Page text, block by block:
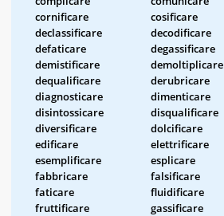
cornificare
cosificare
declassificare
decodificare
defaticare
degassificare
demistificare
demoltiplicare
dequalificare
derubricare
diagnosticare
dimenticare
disintossicare
disqualificare
diversificare
dolcificare
edificare
elettrificare
esemplificare
esplicare
fabbricare
falsificare
faticare
fluidificare
fruttificare
gassificare